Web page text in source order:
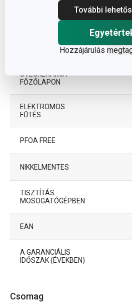
További
Hozzájárulás
ÜVEGKERÁMIA
FŐZŐLAPON
ELEKTROMOS
FŰTÉS
PFOA FREE
NIKKELMENTES
TISZTÍTÁS
MOSOGATÓGÉPBEN
EAN
A GARANCIÁLIS
IDŐSZAK (ÉVEKBEN)
Csomag